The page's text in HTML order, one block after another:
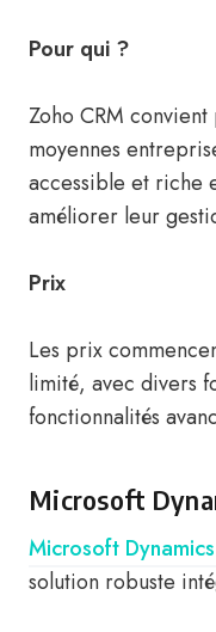
Pour qui ?
Zoho CRM
moyennes
accessible et riche
améliorer leur
Prix
Les prix
limité, avec divers
fonctionnalités
Microsoft
Microsoft
solution robuste